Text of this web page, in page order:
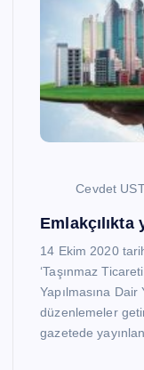
Cevdet
14 Ekim 2020
‘Taşınmaz
Yapılmasına Dair
düzenlemeler
gazetede